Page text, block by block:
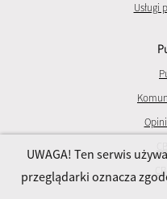
UWAGA! Ten serwis
przeglądarki oznacza
Usługi